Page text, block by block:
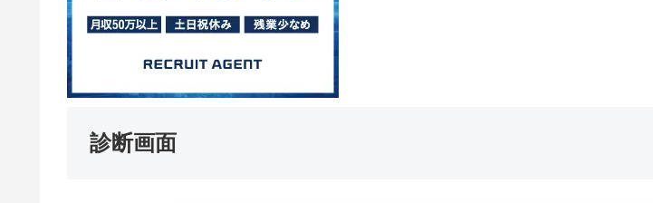
診断画面